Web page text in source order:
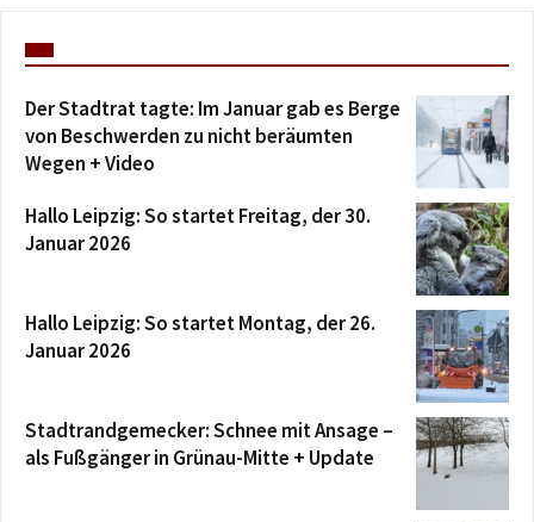
Der Stadtrat tagte: Im Januar gab es Berge
von Beschwerden zu nicht beräumten
Wegen + Video
Hallo Leipzig: So startet Freitag, der 30.
Januar 2026
Hallo Leipzig: So startet Montag, der 26.
Januar 2026
Stadtrandgemecker: Schnee mit Ansage –
als Fußgänger in Grünau-Mitte + Update